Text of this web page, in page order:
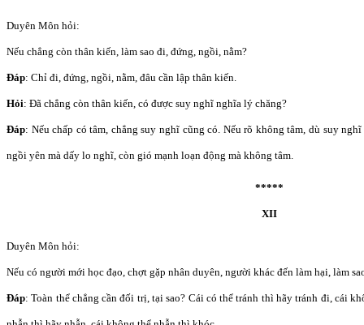
Duyên Môn hỏi:
Nếu chẳng còn thân kiến, làm sao đi, đứng, ngồi, nằm?
Đáp: Chỉ đi, đứng, ngồi, nằm, đâu cần lập thân kiến.
Hỏi: Đã chẳng còn thân kiến, có được suy nghĩ nghĩa lý chăng?
Đáp: Nếu chấp có tâm, chẳng suy nghĩ cũng có. Nếu rõ không tâm, dù suy
ngồi yên mà dấy lo nghĩ, còn gió mạnh loạn động mà không tâm.
*****
XII
Duyên Môn hỏi:
Nếu có người mới học đạo, chợt gặp nhân duyên, người khác đến làm hại, làm
Đáp: Toàn thể chẳng cần đối trị, tại sao? Cái có thể tránh thì hãy tránh đi, cái